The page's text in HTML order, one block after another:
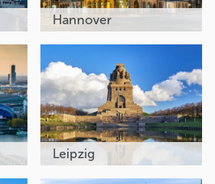
Hannover
Leipzig